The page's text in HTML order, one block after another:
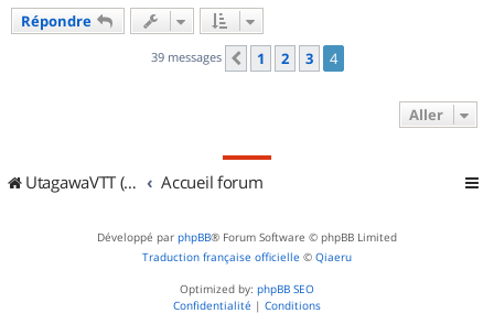
Répondre
39 messages Précédent
1 2 3 4
Aller
UtagawaVTT (Randos VTT et VTTAE avec traces GPS) Accueil forum
Développé par phpBB® Forum Software © phpBB Limited
Traduction française officielle © Qiaeru
Optimized by: phpBB SEO
Confidentialité | Conditions